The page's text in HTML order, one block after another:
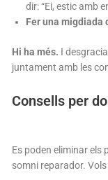
dir: “Ei, estic amb
Fer una migdiada
Hi ha més. I
juntament amb les
Consells per
Es poden eliminar els
somni reparador.